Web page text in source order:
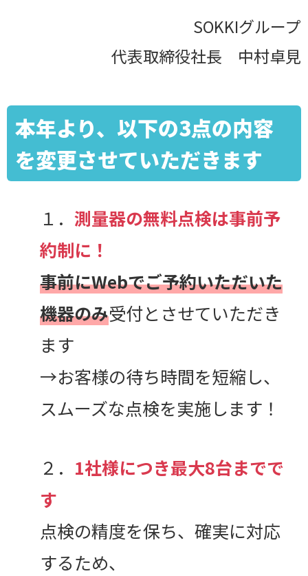
SOKKIグループ
代表取締役社長 中村卓見
本年より、以下の3点の内容
を変更させていただきます
１． 測量器の無料点検は事前予
約制に！
事前にWebでご予約いただいた
機器のみ受付とさせていただき
ます
→お客様の待ち時間を短縮し、
スムーズな点検を実施します！
２． 1社様につき最大8台までで
す
点検の精度を保ち、確実に対応
するため、